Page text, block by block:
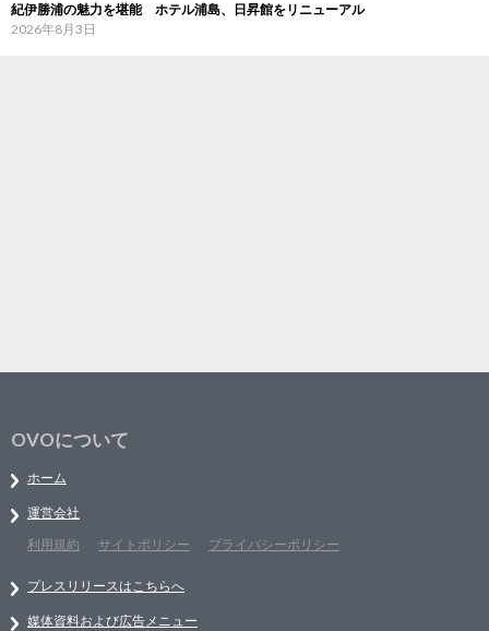
紀伊勝浦の魅力を堪能 ホテル浦島、日昇館をリニューアル
2026年8月3日
OVOについて
ホーム
運営会社
利用規約
サイトポリシー プライバシーポリシー
プレスリリースはこちらへ
媒体資料および広告メニュー